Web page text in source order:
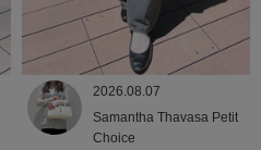
2026.08.07
Samantha Thavasa Petit
Choice